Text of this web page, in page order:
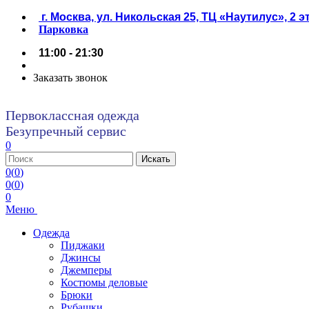
г. Москва, ул. Никольская 25, ТЦ «Наутилус», 2
Парковка
11:00 - 21:30
Заказать звонок
Первоклассная одежда
Безупречный сервис
0
0(0)
0(0)
0
Меню
Одежда
Пиджаки
Джинсы
Джемперы
Костюмы деловые
Брюки